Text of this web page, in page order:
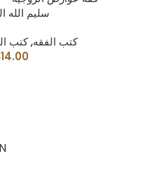
سليم الله
كتب الفقه,كتب
14.00